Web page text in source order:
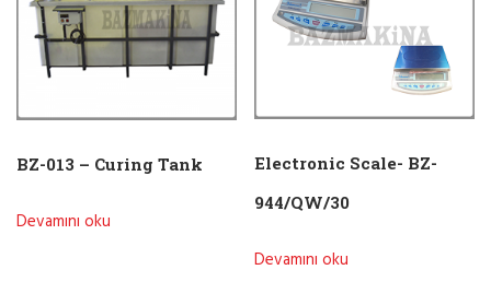
BZ-013 – Curing Tank
Devamını oku
Electronic Scale- BZ-
944/QW/30
Devamını oku